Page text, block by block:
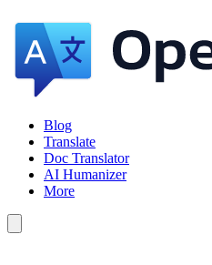
Blog
Translate
Doc Translator
AI Humanizer
More